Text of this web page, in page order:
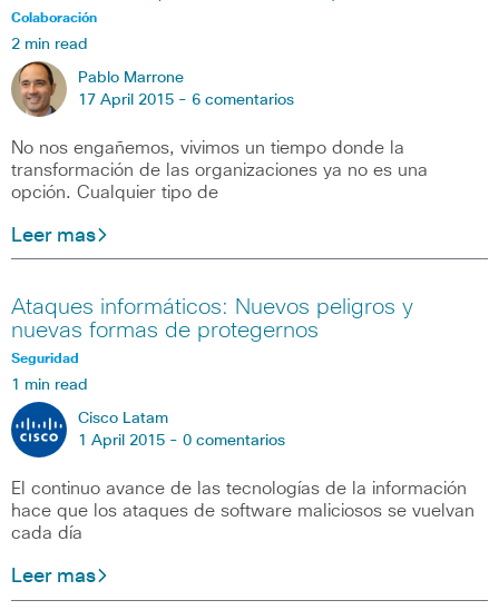
Colaboración
2 min read
Pablo Marrone
17 April 2015 - 6 comentarios
No nos engañemos, vivimos un tiempo donde la
transformación de las organizaciones ya no es una
opción. Cualquier tipo de
Leer mas
Ataques informáticos: Nuevos peligros y
nuevas formas de protegernos
Seguridad
1 min read
Cisco Latam
1 April 2015 - 0 comentarios
El continuo avance de las tecnologías de la información
hace que los ataques de software maliciosos se vuelvan
cada día
Leer mas